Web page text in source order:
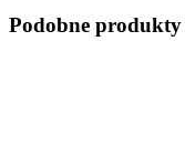
Podobne produkty